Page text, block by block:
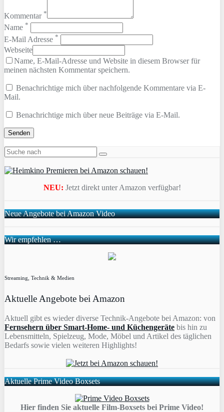
Kommentar *
Name *
E-Mail Adresse *
Webseite
Name, E-Mail-Adresse und Website in diesem Browser für
meinen nächsten Kommentar speichern.
Benachrichtige mich über nachfolgende Kommentare via E-
Mail.
Benachrichtige mich über neue Beiträge via E-Mail.
NEU: Jetzt direkt unter Amazon verfügbar!
Neue Angebote bei Amazon Video
Wir empfehlen …
Streaming, Technik & Medien
Aktuelle Angebote bei Amazon
Aktuell gibt es wieder diverse Technik-Angebote bei Amazon: von
Fernsehern über Smart-Home- und Küchengeräte bis hin zu
Lebensmitteln, Spielzeug, Mode, Möbel und Artikel des täglichen
Bedarfs sowie vielen weiteren Highlights!
Aktuelle Prime Video Boxsets
Hier finden Sie aktuelle Film-Boxsets bei Prime Video!